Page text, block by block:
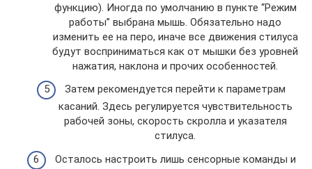
функцию). Иногда по умолчанию в пункте “Режим
работы” выбрана мышь. Обязательно надо
изменить ее на перо, иначе все движения стилуса
будут восприниматься как от мышки без уровней
нажатия, наклона и прочих особенностей.
Затем рекомендуется перейти к параметрам
касаний. Здесь регулируется чувствительность
рабочей зоны, скорость скролла и указателя
стилуса.
Осталось настроить лишь сенсорные команды и